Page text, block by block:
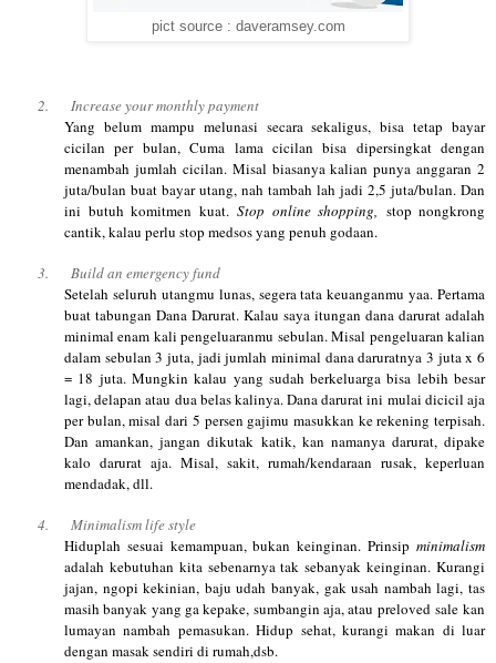
pict source : daveramsey.com
2.
Increase your monthly payment
Yang belum mampu melunasi secara sekaligus, bisa tetap bayar
cicilan per bulan, Cuma lama cicilan bisa dipersingkat dengan
menambah jumlah cicilan. Misal biasanya kalian punya anggaran 2
juta/bulan buat bayar utang, nah tambah lah jadi 2,5 juta/bulan. Dan
ini butuh komitmen kuat. Stop online shopping, stop nongkrong
cantik, kalau perlu stop medsos yang penuh godaan.
3.
Build an emergency fund
Setelah seluruh utangmu lunas, segera tata keuanganmu yaa. Pertama
buat tabungan Dana Darurat. Kalau saya itungan dana darurat adalah
minimal enam kali pengeluaranmu sebulan. Misal pengeluaran kalian
dalam sebulan 3 juta, jadi jumlah minimal dana daruratnya 3 juta x 6
= 18 juta. Mungkin kalau yang sudah berkeluarga bisa lebih besar
lagi, delapan atau dua belas kalinya. Dana darurat ini mulai dicicil aja
per bulan, misal dari 5 persen gajimu masukkan ke rekening terpisah.
Dan amankan, jangan dikutak katik, kan namanya darurat, dipake
kalo darurat aja. Misal, sakit, rumah/kendaraan rusak, keperluan
mendadak, dll.
4.
Minimalism life style
Hiduplah sesuai kemampuan, bukan keinginan. Prinsip minimalism
adalah kebutuhan kita sebenarnya tak sebanyak keinginan. Kurangi
jajan, ngopi kekinian, baju udah banyak, gak usah nambah lagi, tas
masih banyak yang ga kepake, sumbangin aja, ataupreloved salekan
lumayan nambah pemasukan. Hidup sehat, kurangi makan di luar
dengan masak sendiri di rumah,dsb.